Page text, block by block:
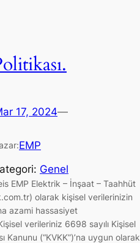
17, 2024—
EMP
Genel
EMP Elektrik – İnşaat – Taahhüt
olarak kişisel verilerinizin
azami hassasiyet
verileriniz 6698 sayılı Kişisel
Kanunu (“KVKK”)’na uygun olarak